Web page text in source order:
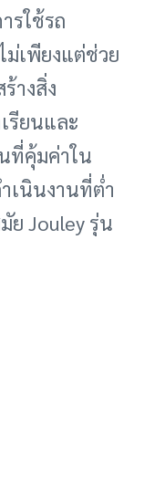
รใช้รถ
ม่เพียงแต่ช่วย
างสิ่ง
รียนและ
ที่คุ้มค่าใน
เนินงานที่ต่ำ
ย Jouley รุ่น